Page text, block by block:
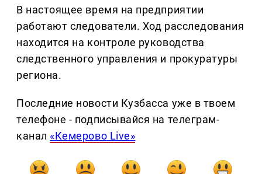
В настоящее время на предприятии
работают следователи. Ход расследования
находится на контроле руководства
следственного управления и прокуратуры
региона.
Последние новости Кузбасса уже в твоем
телефоне - подписывайся на телеграм-
канал «Кемерово Live»